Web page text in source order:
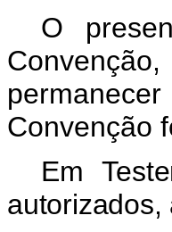
O
Convenção
Em
autorizados,